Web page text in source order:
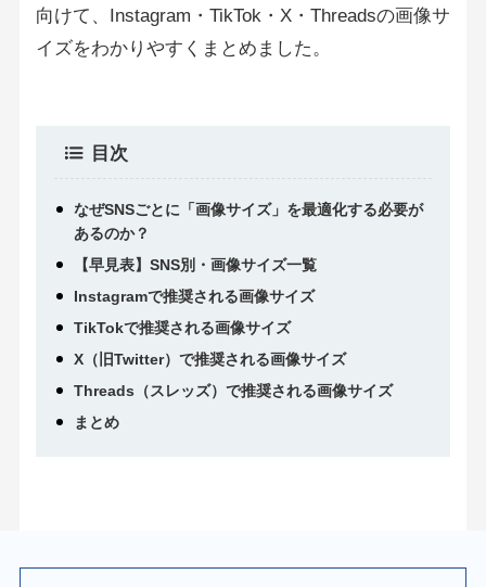
向けて、Instagram・TikTok・X・Threadsの画像サ
イズをわかりやすくまとめました。
目次
なぜSNSごとに「画像サイズ」を最適化する必要が
あるのか？
【早見表】SNS別・画像サイズ一覧
Instagramで推奨される画像サイズ
TikTokで推奨される画像サイズ
X（旧Twitter）で推奨される画像サイズ
Threads（スレッズ）で推奨される画像サイズ
まとめ